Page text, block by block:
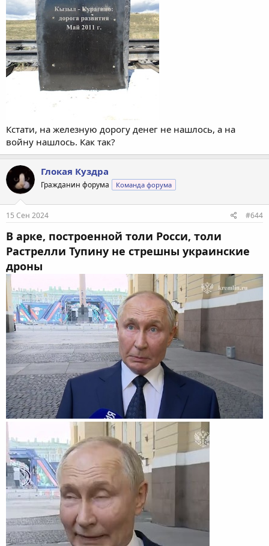
Кстати, на железную дорогу денег не нашлось, а на
войну нашлось. Как так?
Глокая Куздра
Гражданин форума Команда форума
15 Сен 2024 #644
В арке, построенной толи Росси, толи
Растрелли Тупину не стрешны украинские
дроны